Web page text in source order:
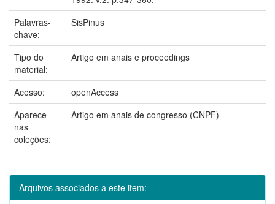
Palavras-
chave:
SisPinus
Tipo do
material:
Artigo em anais e proceedings
Acesso:
openAccess
Aparece
nas
coleções:
Artigo em anais de congresso (CNPF)
Arquivos associados a este item: